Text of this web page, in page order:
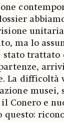
ma lo
trattato
La difficoltà
musei,
Conero e
questo: